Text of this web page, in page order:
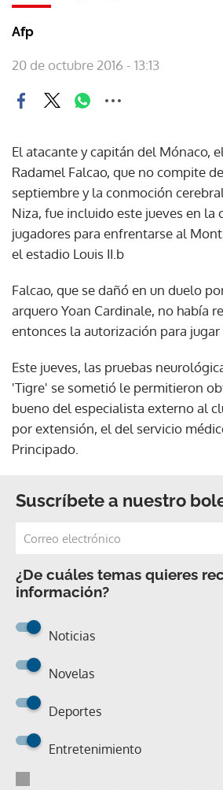
Afp
20 de octubre 2016 - 13:13
El atacante y capitán del Mónaco,
Radamel Falcao, que no compite
septiembre y la conmoción
Niza, fue incluido este jueves en la
jugadores para enfrentarse al
el estadio Louis II.b
Falcao, que se dañó en un duelo
arquero Yoan Cardinale, no había
entonces la autorización para jugar
Este jueves, las pruebas
'Tigre' se sometió le permitieron
bueno del especialista externo al
por extensión, el del servicio
Principado.
Suscríbete a nuestro
¿De cuáles temas quieres
información?
Noticias
Novelas
Deportes
Entretenimiento